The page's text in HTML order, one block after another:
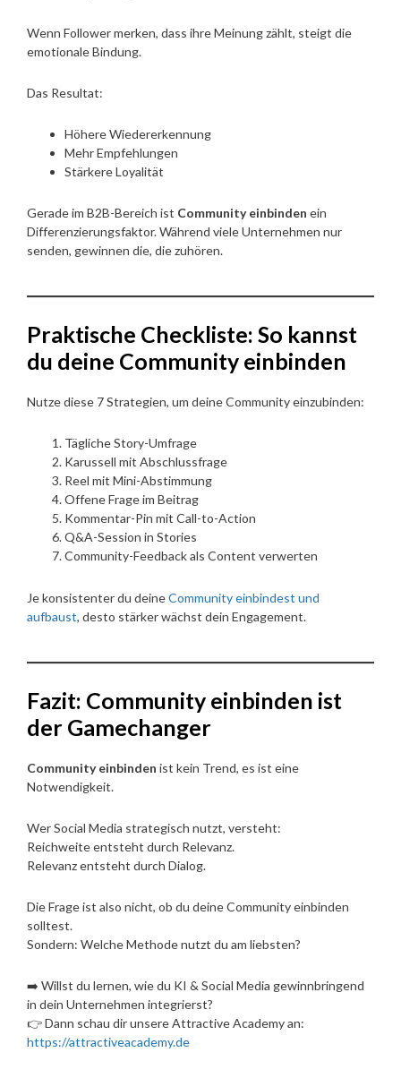
Wenn Follower merken, dass ihre Meinung zählt, steigt die
emotionale Bindung.
Das Resultat:
Höhere Wiedererkennung
Mehr Empfehlungen
Stärkere Loyalität
Gerade im B2B-Bereich ist Community einbinden ein
Differenzierungsfaktor. Während viele Unternehmen nur
senden, gewinnen die, die zuhören.
Praktische Checkliste: So kannst
du deine Community einbinden
Nutze diese 7 Strategien, um deine Community einzubinden:
Tägliche Story-Umfrage
Karussell mit Abschlussfrage
Reel mit Mini-Abstimmung
Offene Frage im Beitrag
Kommentar-Pin mit Call-to-Action
Q&A-Session in Stories
Community-Feedback als Content verwerten
Je konsistenter du deineCommunity einbindest und
aufbaust, desto stärker wächst dein Engagement.
Fazit: Community einbinden ist
der Gamechanger
Community einbinden ist kein Trend, es ist eine
Notwendigkeit.
Wer Social Media strategisch nutzt, versteht:
Reichweite entsteht durch Relevanz.
Relevanz entsteht durch Dialog.
Die Frage ist also nicht, ob du deine Community einbinden
solltest.
Sondern: Welche Methode nutzt du am liebsten?
➡️ Willst du lernen, wie du KI & Social Media gewinnbringend
in dein Unternehmen integrierst?
👉 Dann schau dir unsere Attractive Academy an:
https://attractiveacademy.de